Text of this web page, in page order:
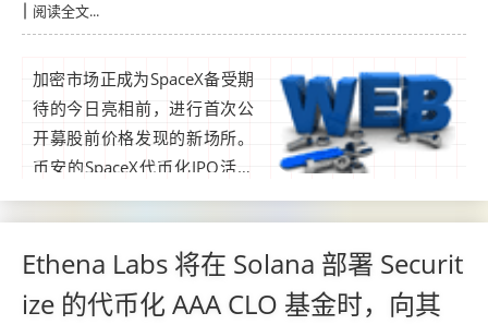
阅读全文...
加密市场正成为SpaceX备受期
待的今日亮相前，进行首次公
开募股前价格发现的新场所。
币安的SpaceX代币化IPO活动
吸引了来自约27,689个钱包地
址的超过5.57亿美元USDC存
款，为公司备受期待的上市做
Ethena Labs 将在 Solana 部署 Securit
ize 的代币化 AAA CLO 基金时，向其